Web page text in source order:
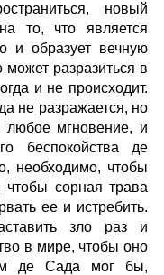
новый
то, что является
и образует вечную
может разразиться в
и не происходит.
не разражается, но
любое мгновение, и
беспокойства де
необходимо, чтобы
чтобы сорная трава
ее и истребить.
зло раз и
в мире, чтобы оно
де Сада мог бы,